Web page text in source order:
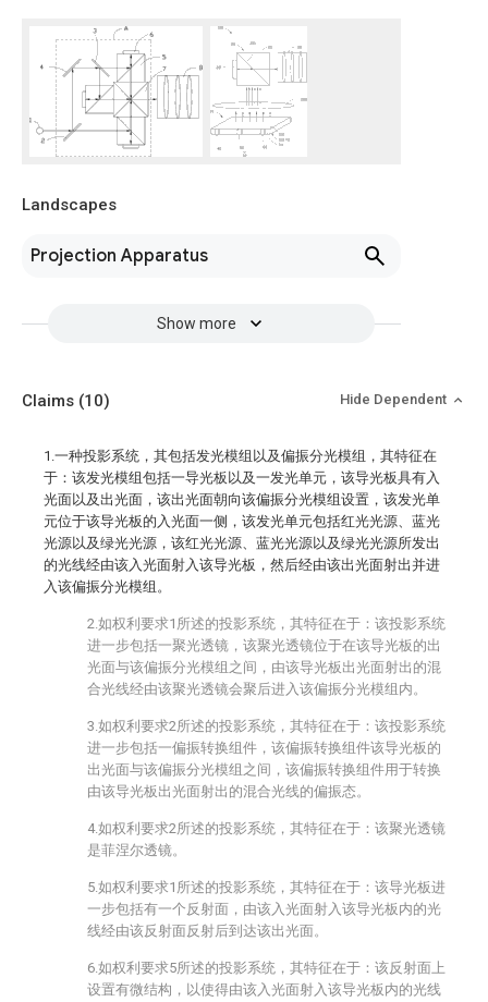
Landscapes
Projection Apparatus
Show more
Claims (10) Hide Dependent
1.一种投影系统，其包括发光模组以及偏振分光模组，其特征在
于：该发光模组包括一导光板以及一发光单元，该导光板具有入
光面以及出光面，该出光面朝向该偏振分光模组设置，该发光单
元位于该导光板的入光面一侧，该发光单元包括红光光源、蓝光
光源以及绿光光源，该红光光源、蓝光光源以及绿光光源所发出
的光线经由该入光面射入该导光板，然后经由该出光面射出并进
入该偏振分光模组。
2.如权利要求1所述的投影系统，其特征在于：该投影系统
进一步包括一聚光透镜，该聚光透镜位于在该导光板的出
光面与该偏振分光模组之间，由该导光板出光面射出的混
合光线经由该聚光透镜会聚后进入该偏振分光模组内。
3.如权利要求2所述的投影系统，其特征在于：该投影系统
进一步包括一偏振转换组件，该偏振转换组件该导光板的
出光面与该偏振分光模组之间，该偏振转换组件用于转换
由该导光板出光面射出的混合光线的偏振态。
4.如权利要求2所述的投影系统，其特征在于：该聚光透镜
是菲涅尔透镜。
5.如权利要求1所述的投影系统，其特征在于：该导光板进
一步包括有一个反射面，由该入光面射入该导光板内的光
线经由该反射面反射后到达该出光面。
6.如权利要求5所述的投影系统，其特征在于：该反射面上
设置有微结构，以使得由该入光面射入该导光板内的光线